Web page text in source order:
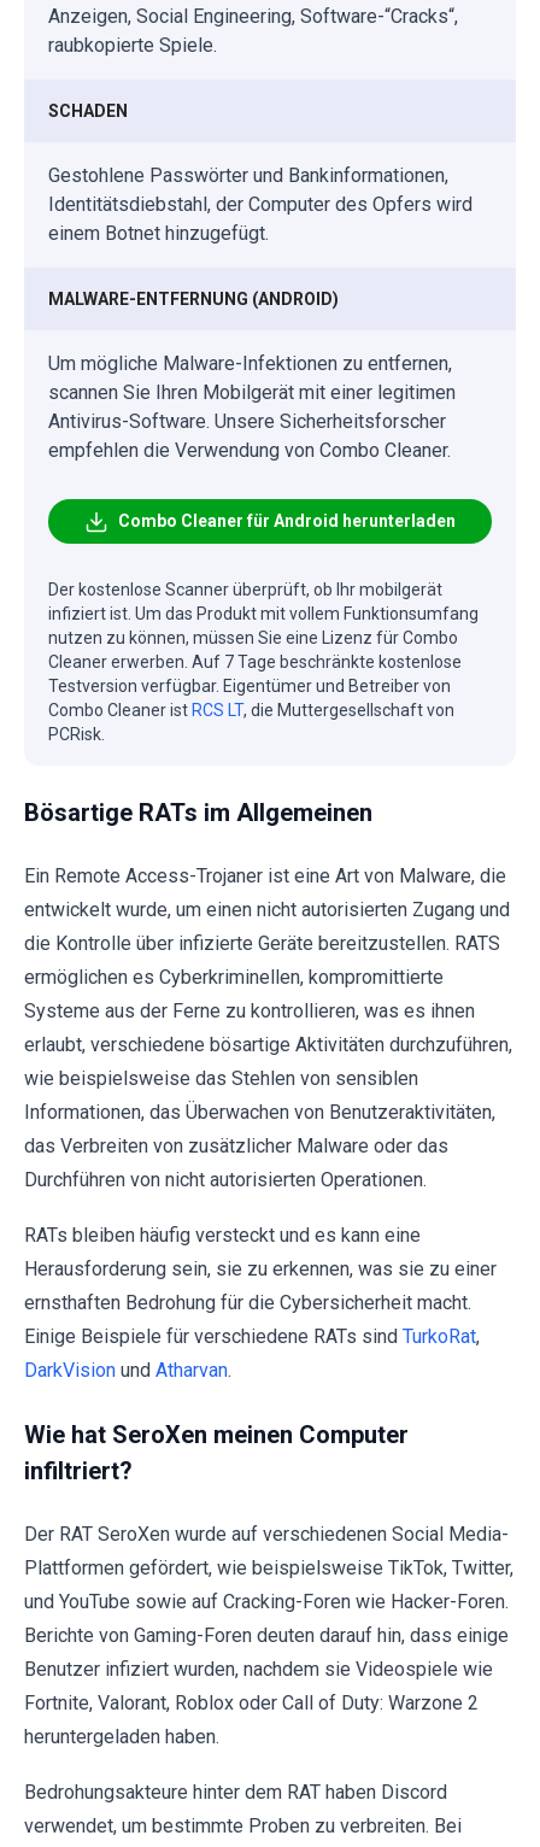
Anzeigen, Social Engineering, Software-“Cracks“,
raubkopierte Spiele.
SCHADEN
Gestohlene Passwörter und Bankinformationen,
Identitätsdiebstahl, der Computer des Opfers wird
einem Botnet hinzugefügt.
MALWARE-ENTFERNUNG (ANDROID)
Um mögliche Malware-Infektionen zu entfernen,
scannen Sie Ihren Mobilgerät mit einer legitimen
Antivirus-Software. Unsere Sicherheitsforscher
empfehlen die Verwendung von Combo Cleaner.
Combo Cleaner für Android herunterladen
Der kostenlose Scanner überprüft, ob Ihr mobilgerät
infiziert ist. Um das Produkt mit vollem Funktionsumfang
nutzen zu können, müssen Sie eine Lizenz für Combo
Cleaner erwerben. Auf 7 Tage beschränkte kostenlose
Testversion verfügbar. Eigentümer und Betreiber von
Combo Cleaner ist RCS LT, die Muttergesellschaft von
PCRisk.
Bösartige RATs im Allgemeinen
Ein Remote Access-Trojaner ist eine Art von Malware, die
entwickelt wurde, um einen nicht autorisierten Zugang und
die Kontrolle über infizierte Geräte bereitzustellen. RATS
ermöglichen es Cyberkriminellen, kompromittierte
Systeme aus der Ferne zu kontrollieren, was es ihnen
erlaubt, verschiedene bösartige Aktivitäten durchzuführen,
wie beispielsweise das Stehlen von sensiblen
Informationen, das Überwachen von Benutzeraktivitäten,
das Verbreiten von zusätzlicher Malware oder das
Durchführen von nicht autorisierten Operationen.
RATs bleiben häufig versteckt und es kann eine
Herausforderung sein, sie zu erkennen, was sie zu einer
ernsthaften Bedrohung für die Cybersicherheit macht.
Einige Beispiele für verschiedene RATs sind TurkoRat,
DarkVision und Atharvan.
Wie hat SeroXen meinen Computer
infiltriert?
Der RAT SeroXen wurde auf verschiedenen Social Media-
Plattformen gefördert, wie beispielsweise TikTok, Twitter,
und YouTube sowie auf Cracking-Foren wie Hacker-Foren.
Berichte von Gaming-Foren deuten darauf hin, dass einige
Benutzer infiziert wurden, nachdem sie Videospiele wie
Fortnite, Valorant, Roblox oder Call of Duty: Warzone 2
heruntergeladen haben.
Bedrohungsakteure hinter dem RAT haben Discord
verwendet, um bestimmte Proben zu verbreiten. Bei